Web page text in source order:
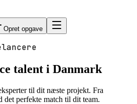
Opret opgave
talent i Danmark
til dit næste projekt. Fra
perfekte match til dit team.